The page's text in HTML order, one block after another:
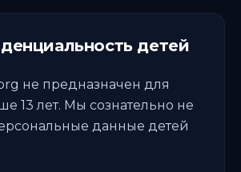
детей
не предназначен для
13 лет. Мы сознательно не
данные детей